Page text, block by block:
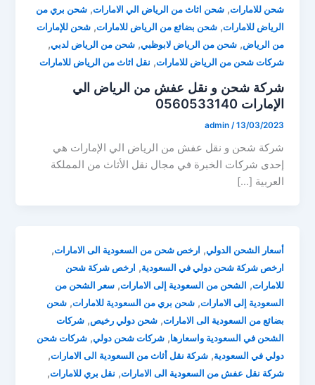
شحن للامارات,شحن اثاث من الرياض الي الامارات,شحن بري من
الرياض للامارات,شحن بضائع من الرياض للامارات,شحن للإمارات
من الرياض,شحن من الرياض لابوظبي,شحن من الرياض لدبي,
شركات شحن من الرياض للامارات, نقل اثاث من الرياض للامارات
شركة شحن و نقل عفش من الرياض الي
الإمارات 0560533140
admin /13/03/2023
شركة شحن و نقل عفش من الرياض الي الإمارات هي
إحدى شركات الخبرة في مجال نقل الأثاث من المملكة
العربية […]
أسعار الشحن الدولي, ارخص شحن من السعودية الى الامارات,
ارخص شركة شحن دولي في السعودية, ارخص شركة شحن
للامارات, الشحن من السعودية إلى الامارات,سعر الشحن من
السعودية إلى الامارات,شحن بري من السعودية للامارات,شحن
بضائع من السعودية الى الامارات,شحن دولي رخيص,شركات
الشحن في السعودية واسعارها,شركات شحن دولي,شركات شحن
دولي في السعودية,شركة نقل أثاث من السعودية الى الامارات,
شركة نقل عفش من السعودية الى الامارات, نقل بري للامارات,